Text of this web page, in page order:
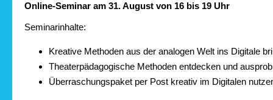
Online-Seminar am 31. August von 16 bis 19 Uhr
Seminarinhalte:
Kreative Methoden aus der analogen Welt ins Digitale
Theaterpädagogische Methoden entdecken und
Überraschungspaket per Post kreativ im Digitalen